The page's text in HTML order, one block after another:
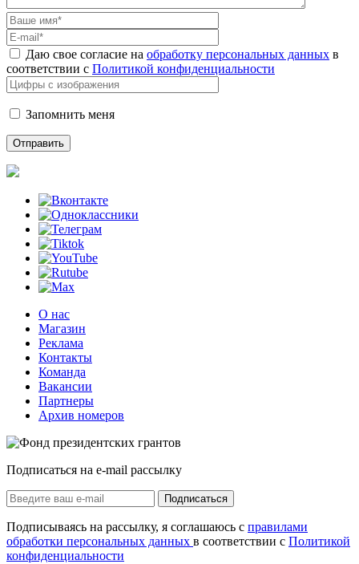
Даю свое согласие на обработку персональных данных в
соответствии с Политикой конфиденциальности
Запомнить меня
О нас
Магазин
Реклама
Контакты
Команда
Вакансии
Партнеры
Архив номеров
Подписаться на e-mail рассылку
Подписаться
Подписываясь на рассылку, я соглашаюсь с правилами
обработки персональных данных в соответствии с Политикой
конфиденциальности